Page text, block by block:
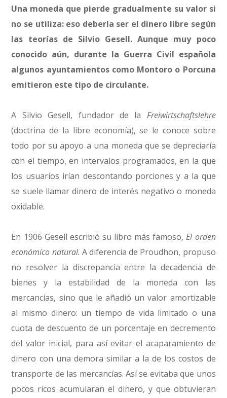
Una moneda que pierde gradualmente su valor si
no se utiliza: eso debería ser el dinero libre según
las teorías de Silvio Gesell. Aunque muy poco
conocido aún, durante la Guerra Civil española
algunos ayuntamientos como Montoro o Porcuna
emitieron este tipo de circulante.
A Silvio Gesell, fundador de la Freiwirtschaftslehre
(doctrina de la libre economía), se le conoce sobre
todo por su apoyo a una moneda que se depreciaría
con el tiempo, en intervalos programados, en la que
los usuarios irían descontando porciones y a la que
se suele llamar dinero de interés negativo o moneda
oxidable.
En 1906 Gesell escribió su libro más famoso,El orden
económico natural. A diferencia de Proudhon, propuso
no resolver la discrepancia entre la decadencia de
bienes y la estabilidad de la moneda con las
mercancías, sino que le añadió un valor amortizable
al mismo dinero: un tiempo de vida limitado o una
cuota de descuento de un porcentaje en decremento
del valor inicial, para así evitar el acaparamiento de
dinero con una demora similar a la de los costos de
transporte de las mercancías. Así se evitaba que unos
pocos ricos acumularan el dinero, y que obtuvieran